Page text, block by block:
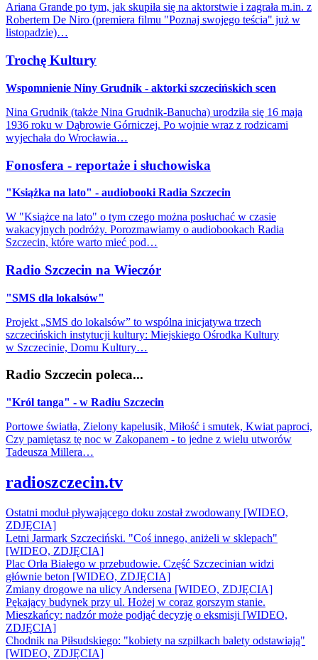
Ariana Grande po tym, jak skupiła się na aktorstwie i zagrała m.in. z
Robertem De Niro (premiera filmu "Poznaj swojego teścia" już w
listopadzie)…
Trochę Kultury
Wspomnienie Niny Grudnik - aktorki szczecińskich scen
Nina Grudnik (także Nina Grudnik-Banucha) urodziła się 16 maja
1936 roku w Dąbrowie Górniczej. Po wojnie wraz z rodzicami
wyjechała do Wrocławia…
Fonosfera - reportaże i słuchowiska
"Książka na lato" - audiobooki Radia Szczecin
W "Książce na lato" o tym czego można posłuchać w czasie
wakacyjnych podróży. Porozmawiamy o audiobookach Radia
Szczecin, które warto mieć pod…
Radio Szczecin na Wieczór
"SMS dla lokalsów"
Projekt „SMS do lokalsów” to wspólna inicjatywa trzech
szczecińskich instytucji kultury: Miejskiego Ośrodka Kultury
w Szczecinie, Domu Kultury…
Radio Szczecin poleca...
"Król tanga" - w Radiu Szczecin
Portowe światła, Zielony kapelusik, Miłość i smutek, Kwiat paproci,
Czy pamiętasz tę noc w Zakopanem - to jedne z wielu utworów
Tadeusza Millera…
radioszczecin.tv
Ostatni moduł pływającego doku został zwodowany [WIDEO,
ZDJĘCIA]
Letni Jarmark Szczeciński. "Coś innego, aniżeli w sklepach"
[WIDEO, ZDJĘCIA]
Plac Orła Białego w przebudowie. Część Szczecinian widzi
głównie beton [WIDEO, ZDJĘCIA]
Zmiany drogowe na ulicy Andersena [WIDEO, ZDJĘCIA]
Pękający budynek przy ul. Hożej w coraz gorszym stanie.
Mieszkańcy: nadzór może podjąć decyzję o eksmisji [WIDEO,
ZDJĘCIA]
Chodnik na Piłsudskiego: "kobiety na szpilkach balety odstawiają"
[WIDEO, ZDJĘCIA]